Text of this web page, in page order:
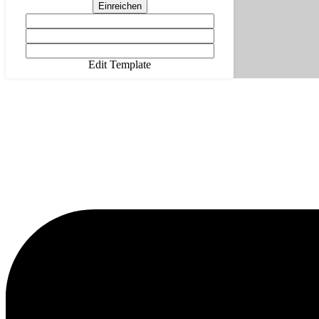
Einreichen
Edit Template